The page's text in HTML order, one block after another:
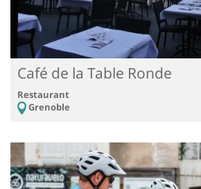
Café de la Table Ronde
Restaurant
Grenoble